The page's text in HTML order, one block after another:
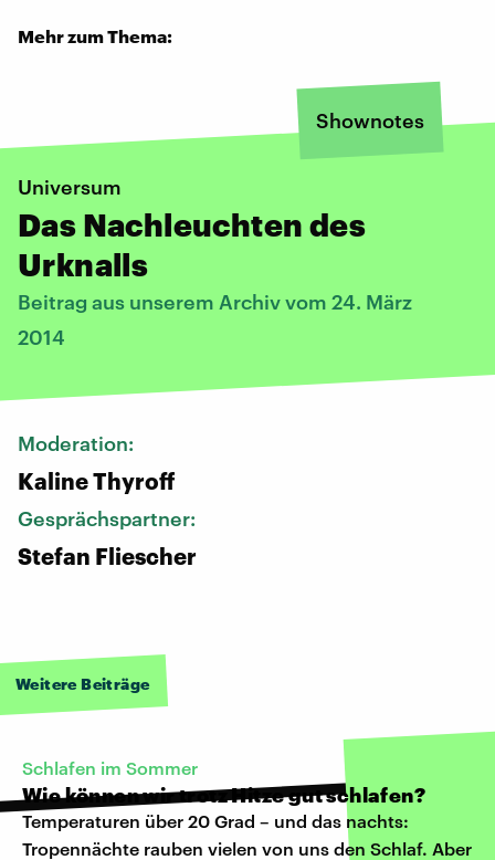
Mehr zum Thema:
Shownotes
Universum
Das Nachleuchten des
Urknalls
Beitrag aus unserem Archiv vom 24. März
2014
Moderation:
Kaline Thyroff
Gesprächspartner:
Stefan Fliescher
Weitere Beiträge
Schlafen im Sommer
Wie können wir trotz Hitze gut schlafen?
Temperaturen über 20 Grad – und das nachts:
Tropennächte rauben vielen von uns den Schlaf. Aber